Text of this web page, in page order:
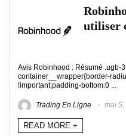
utiliser
Avis Robinhood : Résumé .ugb-
container__wrapper{border-
!important;padding-bottom:0 ...
Trading En Ligne mai 5,
READ MORE +